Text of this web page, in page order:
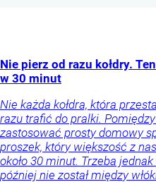
Nie pierz od razu kołdry.
w 30 minut
Nie każda kołdra, która
razu trafić do pralki.
zastosować prosty domowy
proszek, który większość z
około 30 minut. Trzeba
później nie został między